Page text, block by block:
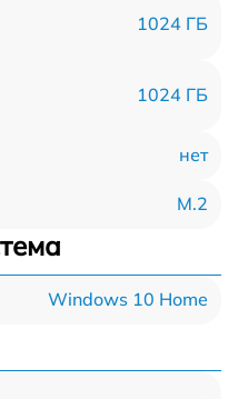
1024 ГБ
1024 ГБ
нет
M.2
Windows 10 Home